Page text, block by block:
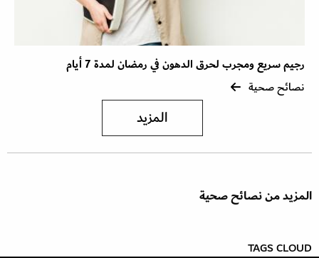
رجيم سريع ومجرب لحرق الدهون في رمضان لمدة 7 أيام
نصائح صحية
المزيد
المزيد من نصائح صحية
TAGS CLOUD